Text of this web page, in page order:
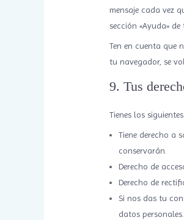
mensaje cada vez
sección «Ayuda»
Ten en cuenta que
tu navegador, se
9. Tus
Tienes los
Tiene derecho a
conservarán.
Derecho de
Derecho de
Si nos das tu
datos personales.